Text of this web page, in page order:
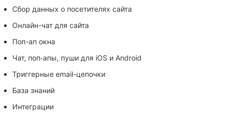
Сбор данных о посетителях сайта
Онлайн-чат для сайта
Поп-ап окна
Чат, поп‑апы, пуши для iOS и Android
Триггерные email-цепочки
База знаний
Интеграции